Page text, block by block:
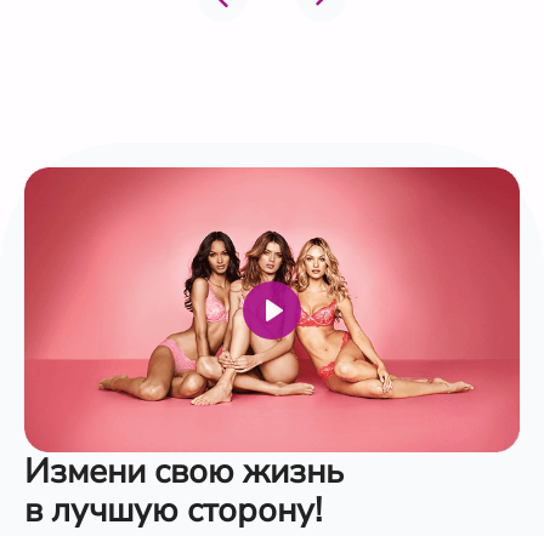
Mute Settings
Play
Измени свою жизнь
в лучшую сторону!